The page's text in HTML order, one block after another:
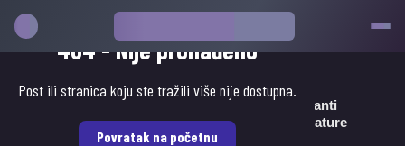
404 - Nije pronađeno
Post ili stranica koju ste tražili više nije dostupna.
Povratak na početnu
Popularno
FOTO: Grudski maturanti
proslavili 25 godina mature